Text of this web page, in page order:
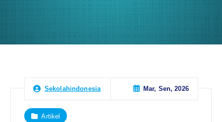
Sekolahindonesia Mar, Sen, 2026
Artikel